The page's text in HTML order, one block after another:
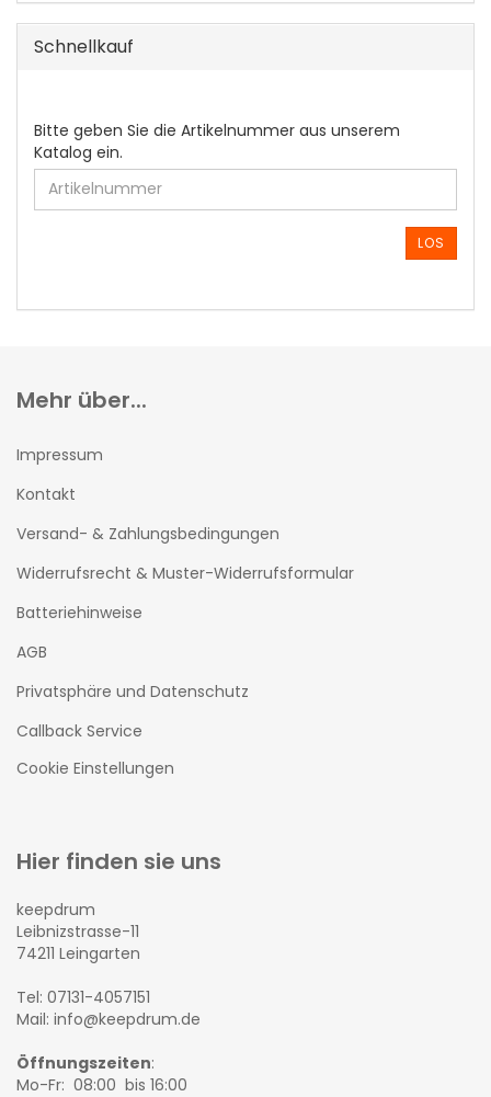
Schnellkauf
BITTE
GEBEN
SIE
DIE
ARTIKELNUMMER
EIN.
Bitte geben Sie die Artikelnummer aus unserem
Katalog ein.
LOS
Mehr über...
Impressum
Kontakt
Versand- & Zahlungsbedingungen
Widerrufsrecht & Muster-Widerrufsformular
Batteriehinweise
AGB
Privatsphäre und Datenschutz
Callback Service
Cookie Einstellungen
Hier finden sie uns
keepdrum
Leibnizstrasse-11
74211 Leingarten
Tel: 07131-4057151
Mail: info@keepdrum.de
Öffnungszeiten:
Mo-Fr: 08:00 bis 16:00